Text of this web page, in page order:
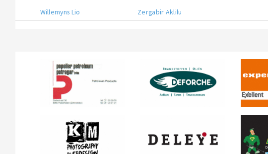
Willemyns Lio Zergabir Aklilu